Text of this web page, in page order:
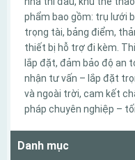
phẩm bao gồm: trụ lưới
trọng tài, bảng điểm,
thiết bị hỗ trợ đi kèm.
lắp đặt, đảm bảo độ an
nhận tư vấn – lắp đặt
và ngoài trời, cam kết
pháp chuyên nghiệp –
Danh mục